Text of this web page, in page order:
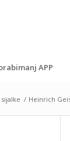
APP
/ Heinrich